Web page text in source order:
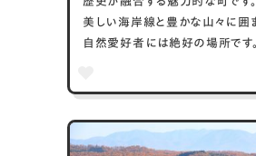
美しい海岸線と豊かな山々に囲
自然愛好者には絶好の場所です
特にホタテやカニは絶品で、新
しむことができます。地域の祭